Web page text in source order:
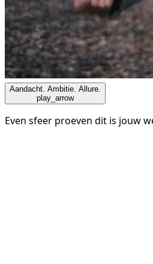
Aandacht. Ambitie. Allure.
play_arrow
Even sfeer proeven dit is jouw